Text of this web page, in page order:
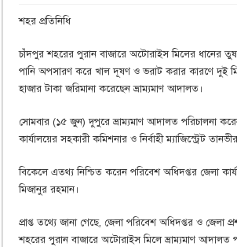
শহর প্রতিনিধি
চাঁদপুর শহরের পুরান বাজারে অটোরাইস মিলের ধানের
পানি অপসারণ করে খাল দূষণ ও ভরাট করার কারণে দুই
হাজার টাকা জরিমানা করেছেন ভ্রাম্যমাণ আদালত।
সোমবার (১৫ জুন) দুপুরে ভ্রাম্যমাণ আদালত পরিচালনা
কার্যালয়ের সহকারী কমিশনার ও নির্বাহী ম্যাজিস্ট্রেট
বিকেলে এতথ্য নিশ্চিত করেন পরিবেশ অধিদপ্তর জেলা
মিজানুর রহমান।
প্রাপ্ত তথ্যে জানা গেছে, জেলা পরিবেশ অধিদপ্তর ও জেলা
শহরের পুরান বাজারে অটোরাইস মিলে ভ্রাম্যমাণ আদালত